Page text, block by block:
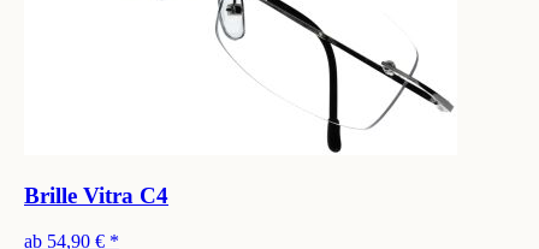
Brille Vitra C4
ab 54,90 € *